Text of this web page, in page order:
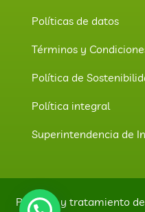
Políticas de datos
Términos y
Política de
Política integral
Superintendencia de
Políticas y tratamiento